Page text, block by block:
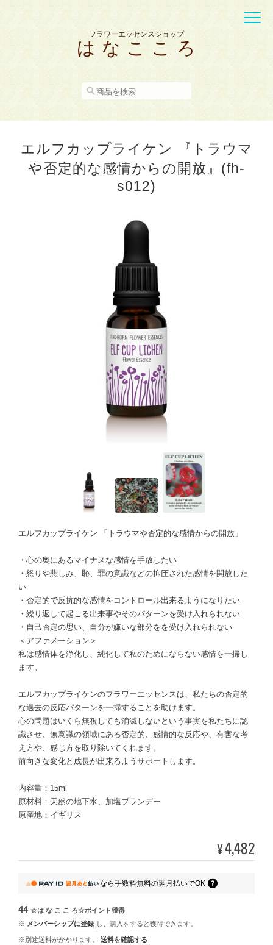
フラワーエッセンスショップ
は な こ こ ろ
エルフカップライケン 『トラウマ
や否定的な感情からの開放』(fh-
s012)
エルフカップライケン 「トラウマや否定的な感情からの開放」
・心の奥にあるマイナスな感情を手放したい
・怒りや悲しみ、恥、罪の意識などの抑圧された感情を開放した
い
・否定的で反抗的な感情をコントロール出来るようになりたい
・繰り返して起こる出来事やそのパターンを受け入れられない
・自己否定の思い、自分が嫌いな部分をを受け入れられない
＜アファメーション＞
私は感情体を浄化し、純化して私のためにならない感情を一掃し
ます。
エルフカップライケンのフラワーエッセンスは、私たちの否定的
な過去の反応パターンを一掃することを助けます。
心の問題はいくら無視しても消滅しないという事実を私たちに認
識させ、無意識の領域にある否定的、感情的な反応や、有害な考
え方や、感じ方を取り除いてくれます。
前向きな変化と成長が出来るようサポートします。
内容量：15ml
原材料：天然の地下水、加塩ブランデー
原産地：イギリス
¥4,482
なら手数料無料の翌月払いでOK
44 ☆は な こ こ ろ☆ポイント獲得
※ メンバーシップに登録 し、購入をすると獲得できます。
※別途送料がかかります。
送料を確認する